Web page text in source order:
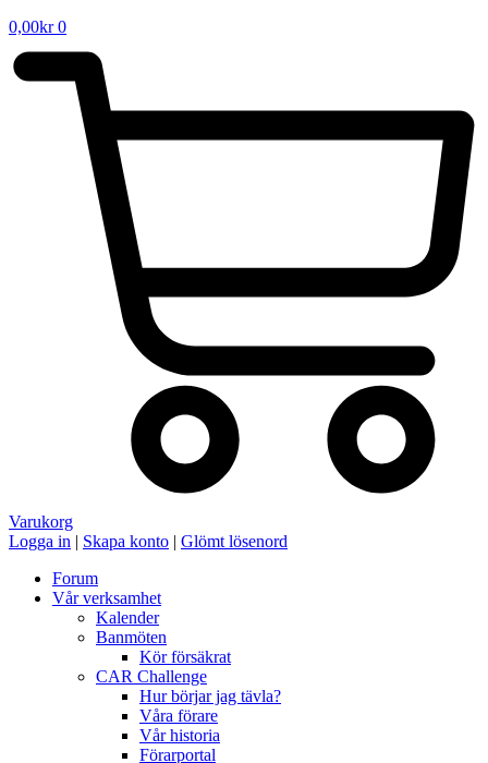
0,00kr 0
Varukorg
Logga in | Skapa konto | Glömt lösenord
Forum
Vår verksamhet
Kalender
Banmöten
Kör försäkrat
CAR Challenge
Hur börjar jag tävla?
Våra förare
Vår historia
Förarportal